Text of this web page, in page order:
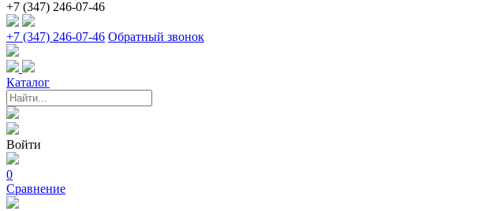
+7 (347) 246-07-46
+7 (347) 246-07-46 Обратный звонок
Каталог
Войти
0
Сравнение